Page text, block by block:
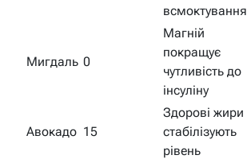
всмоктування
Мигдаль 0
Магній
покращує
чутливість до
інсуліну
Авокадо 15
Здорові жири
стабілізують
рівень